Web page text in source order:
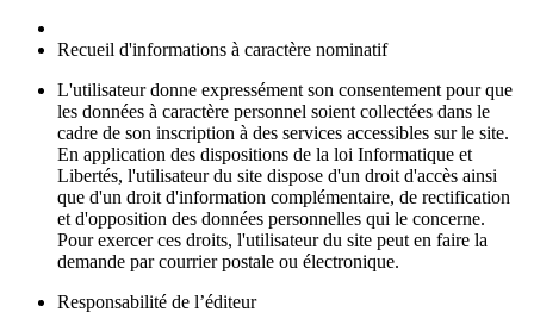
Recueil d'informations à caractère nominatif
L'utilisateur donne expressément son consentement pour que
les données à caractère personnel soient collectées dans le
cadre de son inscription à des services accessibles sur le site.
En application des dispositions de la loi Informatique et
Libertés, l'utilisateur du site dispose d'un droit d'accès ainsi
que d'un droit d'information complémentaire, de rectification
et d'opposition des données personnelles qui le concerne.
Pour exercer ces droits, l'utilisateur du site peut en faire la
demande par courrier postale ou électronique.
Responsabilité de l’éditeur